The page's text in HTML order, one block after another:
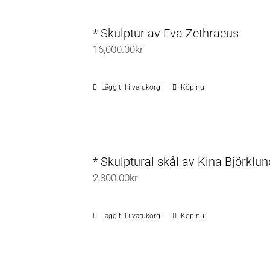
* Skulptur av Eva Zethraeus
16,000.00kr
Lägg till i varukorg Köp nu
* Skulptural skål av Kina
2,800.00kr
Lägg till i varukorg Köp nu